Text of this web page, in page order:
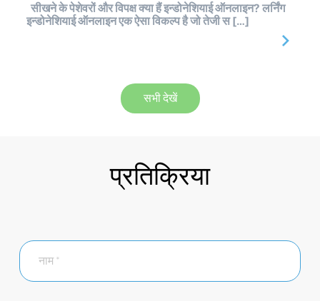
सीखने के पेशेवरों और विपक्ष क्या हैं इन्डोनेशियाई ऑनलाइन? लर्निंग
इन्डोनेशियाई ऑनलाइन एक ऐसा विकल्प है जो तेजी स […]
सभी देखें
प्रतिक्रिया